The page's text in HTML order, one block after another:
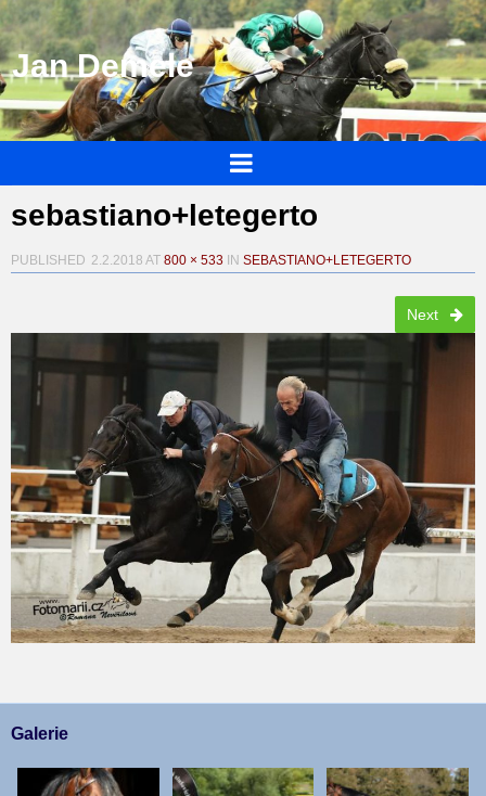
Jan Demele
sebastiano+letegerto
PUBLISHED 2.2.2018 AT 800 × 533 IN SEBASTIANO+LETEGERTO
Next
Galerie